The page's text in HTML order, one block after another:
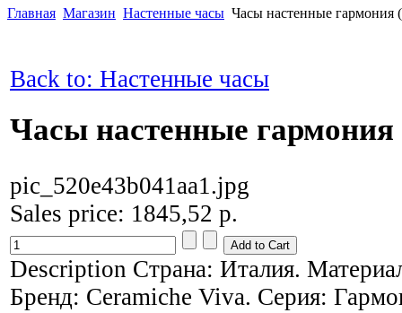
Главная Магазин Настенные часы Часы настенные гармония
Back to: Настенные часы
Часы настенные гармония
pic_520e43b041aa1.jpg
Sales price: 1845,52 р.
Description Страна: Италия.
Бренд: Ceramiche Viva. Серия: